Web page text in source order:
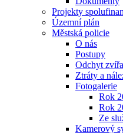
Projekty
Územní plán
Městská policie
O nás
Postupy
Odchyt
Ztráty a
Fotogalerie
Rok
Rok
Ze
Kamerový